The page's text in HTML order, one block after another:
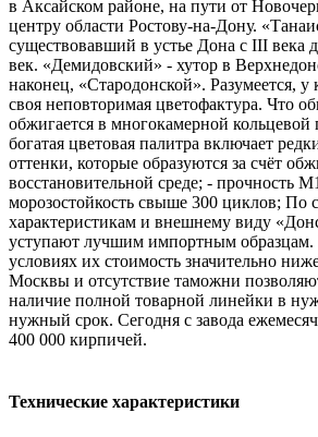
в Аксайском районе, на пути от
центру области Ростову-на-Дону.
существовавший в устье Дона с III века
век. «Демидовский» - хутор в
наконец, «Стародонской». Разумеется,
своя неповторимая цветофактура. Что
обжигается в многокамерной
богатая цветовая палитра включает
оттенки, которые образуются за счёт
восстановительной среде; - прочность
морозостойкость свыше 300 циклов; По
характеристикам и внешнему виду
уступают лучшим импортным
условиях их стоимость значительно
Москвы и отсутствие таможни
наличие полной товарной линейки в
нужный срок. Сегодня с завода
400 000 кирпичей.
Технические характеристики